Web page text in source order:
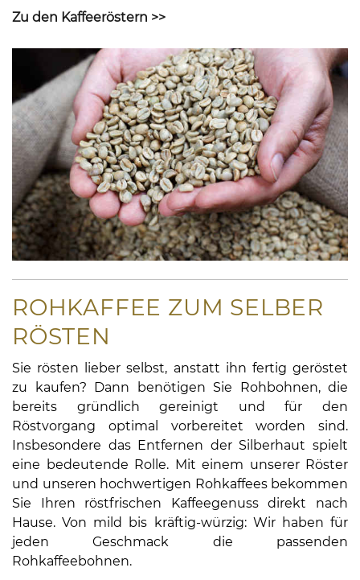
Zu den Kaffeeröstern >>
ROHKAFFEE ZUM SELBER
RÖSTEN
Sie rösten lieber selbst, anstatt ihn fertig geröstet
zu kaufen? Dann benötigen Sie Rohbohnen, die
bereits gründlich gereinigt und für den
Röstvorgang optimal vorbereitet worden sind.
Insbesondere das Entfernen der Silberhaut spielt
eine bedeutende Rolle. Mit einem unserer Röster
und unseren hochwertigen Rohkaffees bekommen
Sie Ihren röstfrischen Kaffeegenuss direkt nach
Hause. Von mild bis kräftig-würzig: Wir haben für
jeden Geschmack die passenden
Rohkaffeebohnen.